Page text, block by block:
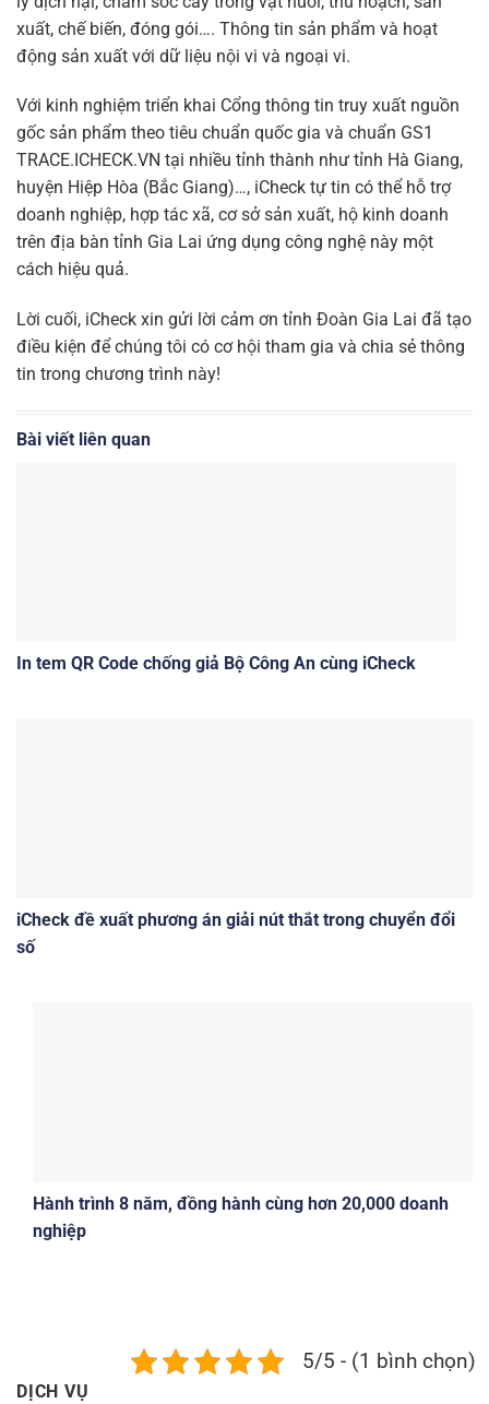
xuất, chế biến, đóng gói…. Thông tin sản phẩm và hoạt
động sản xuất với dữ liệu nội vi và ngoại vi.
Với kinh nghiệm triển khai Cổng thông tin truy xuất nguồn
gốc sản phẩm theo tiêu chuẩn quốc gia và chuẩn GS1
TRACE.ICHECK.VN tại nhiều tỉnh thành như tỉnh Hà Giang,
huyện Hiệp Hòa (Bắc Giang)…, iCheck tự tin có thể hỗ trợ
doanh nghiệp, hợp tác xã, cơ sở sản xuất, hộ kinh doanh
trên địa bàn tỉnh Gia Lai ứng dụng công nghệ này một
cách hiệu quả.
Lời cuối, iCheck xin gửi lời cảm ơn tỉnh Đoàn Gia Lai đã tạo
điều kiện để chúng tôi có cơ hội tham gia và chia sẻ thông
tin trong chương trình này!
Bài viết liên quan
In tem QR Code chống giả Bộ Công An cùng iCheck
iCheck đề xuất phương án giải nút thắt trong chuyển đổi
số
Hành trình 8 năm, đồng hành cùng hơn 20,000 doanh
nghiệp
5/5 - (1 bình chọn)
DỊCH VỤ